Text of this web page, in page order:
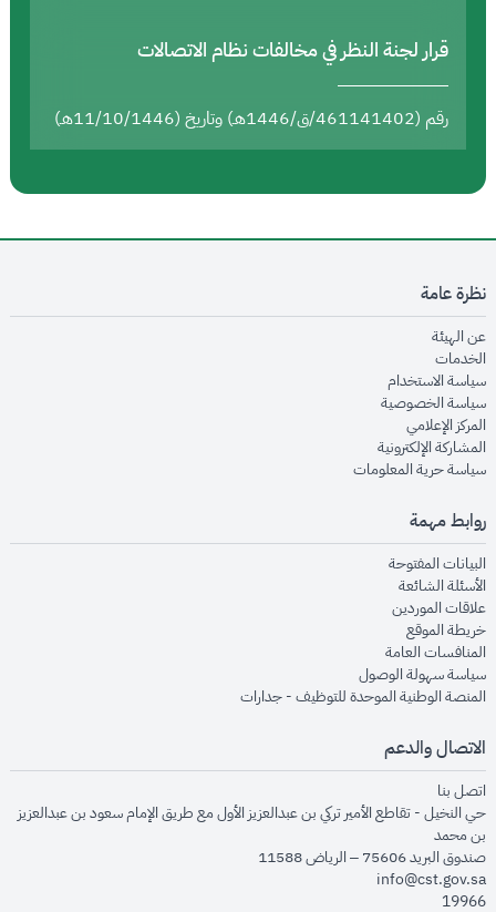
قرار لجنة النظر في مخالفات نظام الاتصالات
رقم (461141402/ق/1446هـ) وتاريخ (11/10/1446هـ)
نظرة عامة
عن الهيئةopens in new window
الخدماتopens in new window
سياسة الاستخدام
سياسة الخصوصيةopens in new window
المركز الإعلاميopens in new window
المشاركة الإلكترونيةopens in new window
سياسة حرية المعلوماتopens in new window
روابط مهمة
البيانات المفتوحةopens in new window
الأسئلة الشائعةopens in new window
علاقات الموردينopens in new window
خريطة الموقعopens in new window
المنافسات العامةopens in new window
سياسة سهولة الوصولopens in new window
المنصة الوطنية الموحدة للتوظيف - جداراتopens in new window
الاتصال والدعم
اتصل بنا
حي النخيل - تقاطع الأمير تركي بن عبدالعزيز الأول مع طريق الإمام سعود بن عبدالعزيز
بن محمد
صندوق البريد 75606 – الرياض 11588
info@cst.gov.sa
19966